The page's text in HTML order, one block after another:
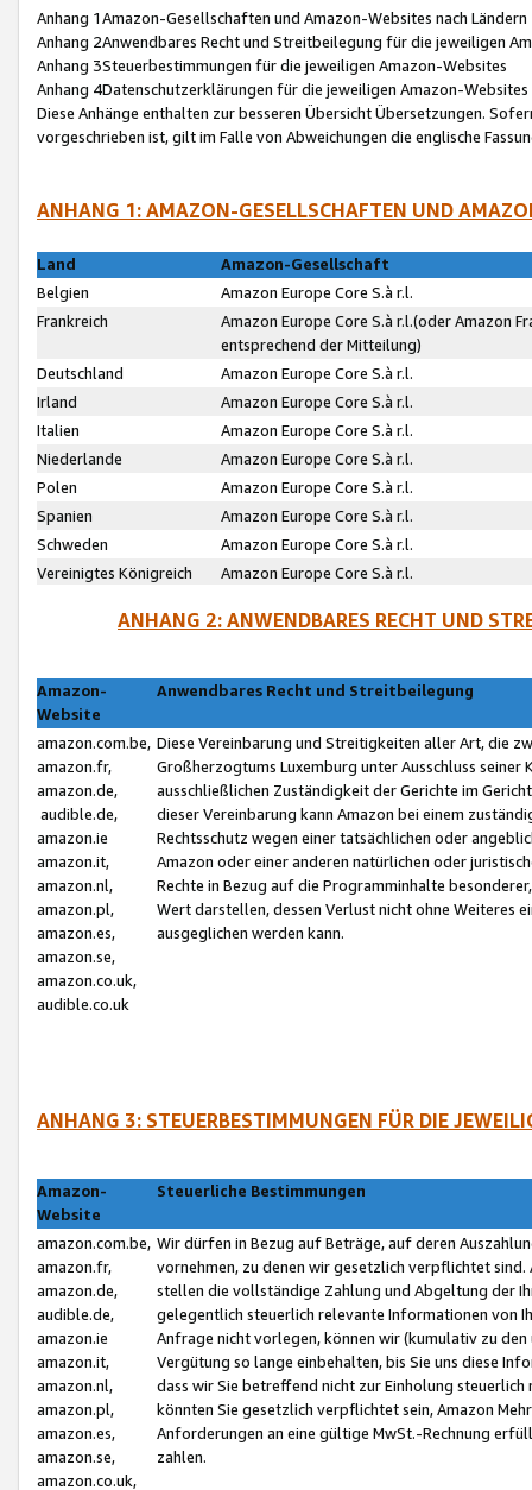
Anhang 1Amazon-Gesellschaften und Amazon-Websites nach Ländern
Anhang 2Anwendbares Recht und Streitbeilegung für die jeweiligen
Anhang 3Steuerbestimmungen für die jeweiligen Amazon-Websites
Anhang 4Datenschutzerklärungen für die jeweiligen Amazon-Websites
Diese Anhänge enthalten zur besseren Übersicht Übersetzungen.
vorgeschrieben ist, gilt im Falle von Abweichungen die englische
ANHANG 1: AMAZON-GESELLSCHAFTEN UND
Land
Amazon-Gesellschaft
Belgien
Amazon Europe Core S.à r.l.
Frankreich
Amazon Europe Core S.à r.l.(oder Amazon
entsprechend der Mitteilung)
Deutschland
Amazon Europe Core S.à r.l.
Irland
Amazon Europe Core S.à r.l.
Italien
Amazon Europe Core S.à r.l.
Niederlande
Amazon Europe Core S.à r.l.
Polen
Amazon Europe Core S.à r.l.
Spanien
Amazon Europe Core S.à r.l.
Schweden
Amazon Europe Core S.à r.l.
Vereinigtes Königreich
Amazon Europe Core S.à r.l.
ANHANG 2: ANWENDBARES RECHT UND
Amazon-
Website
Anwendbares Recht und Streitbeilegung
amazon.com.be,
amazon.fr,
amazon.de,
audible.de,
amazon.ie
amazon.it,
amazon.nl,
amazon.pl,
amazon.es,
amazon.se,
amazon.co.uk,
audible.co.uk
Diese Vereinbarung und Streitigkeiten aller Art, die
Großherzogtums Luxemburg unter Ausschluss
ausschließlichen Zuständigkeit der Gerichte im
dieser Vereinbarung kann Amazon bei einem
Rechtsschutz wegen einer tatsächlichen oder
Amazon oder einer anderen natürlichen oder
Rechte in Bezug auf die Programminhalte
Wert darstellen, dessen Verlust nicht ohne Weiteres
ausgeglichen werden kann.
ANHANG 3: STEUERBESTIMMUNGEN FÜR DIE
Amazon-
Website
Steuerliche Bestimmungen
amazon.com.be,
amazon.fr,
amazon.de,
audible.de,
amazon.ie
amazon.it,
amazon.nl,
amazon.pl,
amazon.es,
amazon.se,
amazon.co.uk,
Wir dürfen in Bezug auf Beträge, auf deren
vornehmen, zu denen wir gesetzlich verpflichtet
stellen die vollständige Zahlung und Abgeltung der
gelegentlich steuerlich relevante Informationen von
Anfrage nicht vorlegen, können wir (kumulativ zu
Vergütung so lange einbehalten, bis Sie uns diese
dass wir Sie betreffend nicht zur Einholung
könnten Sie gesetzlich verpflichtet sein, Amazon
Anforderungen an eine gültige MwSt.-Rechnung
zahlen.